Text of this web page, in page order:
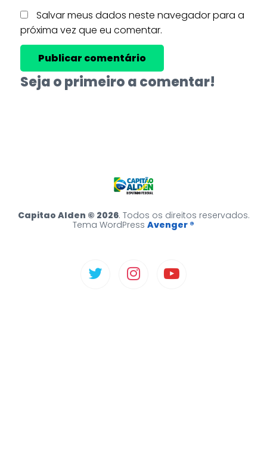
Salvar meus dados neste navegador para a
próxima vez que eu comentar.
Seja o primeiro a comentar!
Capitao Alden © 2026. Todos os direitos reservados.
Tema WordPress Avenger ®